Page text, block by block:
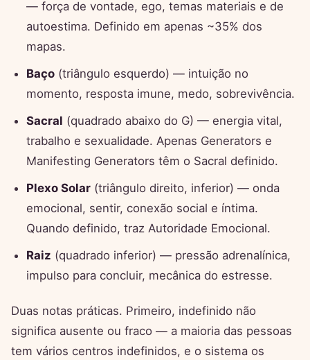
— força de vontade, ego, temas materiais e de
autoestima. Definido em apenas ~35% dos
mapas.
Baço (triângulo esquerdo) — intuição no
momento, resposta imune, medo, sobrevivência.
Sacral (quadrado abaixo do G) — energia vital,
trabalho e sexualidade. Apenas Generators e
Manifesting Generators têm o Sacral definido.
Plexo Solar (triângulo direito, inferior) — onda
emocional, sentir, conexão social e íntima.
Quando definido, traz Autoridade Emocional.
Raiz (quadrado inferior) — pressão adrenalínica,
impulso para concluir, mecânica do estresse.
Duas notas práticas. Primeiro, indefinido não
significa ausente ou fraco — a maioria das pessoas
tem vários centros indefinidos, e o sistema os